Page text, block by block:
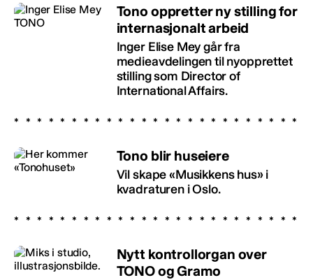
Tono oppretter ny stilling for
internasjonalt arbeid
Inger Elise Mey går fra
medieavdelingen til nyopprettet
stilling som Director of
International Affairs.
Tono blir huseiere
Vil skape «Musikkens hus» i
kvadraturen i Oslo.
Nytt kontrollorgan over
TONO og Gramo